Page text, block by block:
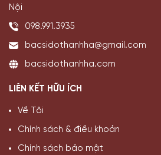
Nội
098.991.3935
bacsidothanhha@gmail.com
bacsidothanhha.com
LIÊN KẾT HỮU ÍCH
Về Tôi
Chính sách & điều khoản
Chính sách bảo mật